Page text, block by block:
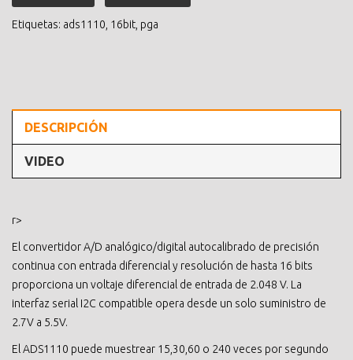
Etiquetas: ads1110 16bit pga
DESCRIPCIÓN
VIDEO
r>
El convertidor A/D analógico/digital autocalibrado de precisión
continua con entrada diferencial y resolución de hasta 16 bits
proporciona un voltaje diferencial de entrada de 2.048 V. La
interfaz serial I2C compatible opera desde un solo suministro de
2.7V a 5.5V.
El ADS1110 puede muestrear 15,30,60 o 240 veces por segundo